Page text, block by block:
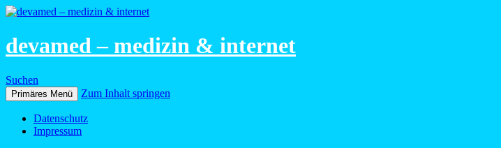
devamed – medizin & internet
Suchen
Primäres Menü Zum Inhalt springen
Datenschutz
Impressum